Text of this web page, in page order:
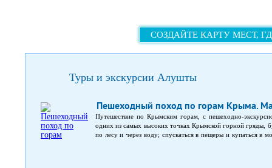
СОЗДАЙТЕ КАРТУ МЕСТ,
Туры и экскурсии Алушты
Пешеходный поход по горам Крыма.
Путешествие по Крымским горам, с пешеходно-
одних из самых высоких точках Крымской горной гряды,
по лесу и через воду; спускаться в пещеры и купаться в